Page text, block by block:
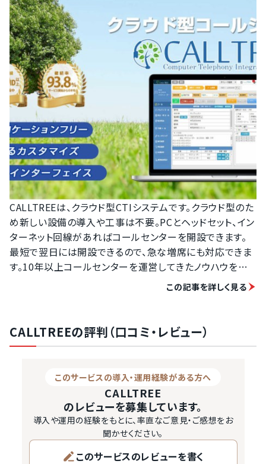
CALLTREEは、クラウド型CTIシステムです。クラウド型のた
め新しい設備の導入や工事は不要。PCとヘッドセット、イン
ターネット回線があればコールセンターを開設できます。
最短で翌日には開設できるので、急な増席にも対応できま
す。10年以上コールセンターを運営してきたノウハウを活
かして、使いやすさを追求したシンプルな操作画面を採用。
遠隔操作によるサポートも提供しているので、CTIシステム
マイズにも対応しているので、自社の業務に合わせてシス
テムを最適化できます。
理システムの画面上から発信できるプレビューダイヤルや
リストに記載されている電話番号に自動的に発信するプロ
グレッシブダイヤルに対応。手動発信はもちろん、再連絡の
日時を設定できる再コール機能も備わっています。対応番
この記事を詳しく見る
CALLTREEの評判（口コミ・レビュー）
このサービスの導入・運用経験がある方へ
CALLTREE
のレビューを募集しています。
導入や運用の経験をもとに、率直なご意見・ご感想をお
聞かせください。
このサービスのレビューを書く